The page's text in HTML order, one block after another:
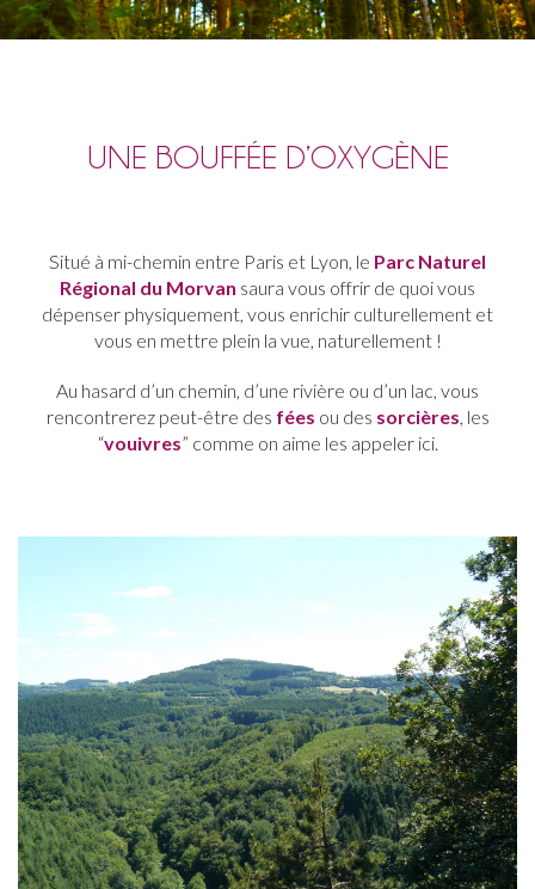
UNE BOUFFÉE D’OXYGÈNE
Situé à mi-chemin entre Paris et Lyon, le Parc Naturel
Régional du Morvan saura vous offrir de quoi vous
dépenser physiquement, vous enrichir culturellement et
vous en mettre plein la vue, naturellement !
Au hasard d’un chemin, d’une rivière ou d’un lac, vous
rencontrerez peut-être des fées ou des sorcières, les
“vouivres” comme on aime les appeler ici.